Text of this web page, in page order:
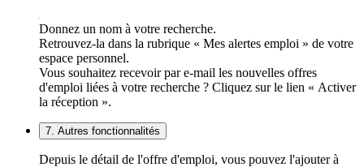
Donnez un nom à votre recherche.
Retrouvez-la dans la rubrique « Mes alertes emploi » de votre
espace personnel.
Vous souhaitez recevoir par e-mail les nouvelles offres
d'emploi liées à votre recherche ? Cliquez sur le lien « Activer
la réception ».
7. Autres fonctionnalités
Depuis le détail de l'offre d'emploi, vous pouvez l'ajouter à